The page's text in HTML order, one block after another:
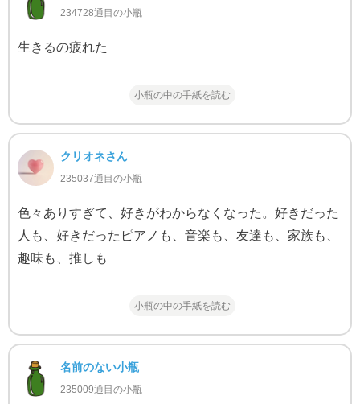
234728通目の小瓶
生きるの疲れた
小瓶の中の手紙を読む
クリオネさん
235037通目の小瓶
色々ありすぎて、好きがわからなくなった。好きだった
人も、好きだったピアノも、音楽も、友達も、家族も、
趣味も、推しも
小瓶の中の手紙を読む
名前のない小瓶
235009通目の小瓶